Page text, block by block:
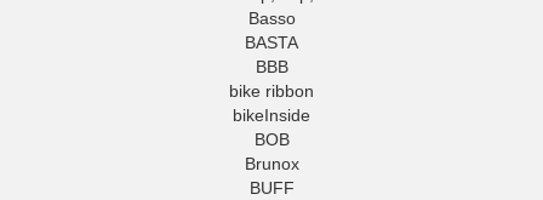
Basso
BASTA
BBB
bike ribbon
bikeInside
BOB
Brunox
BUFF